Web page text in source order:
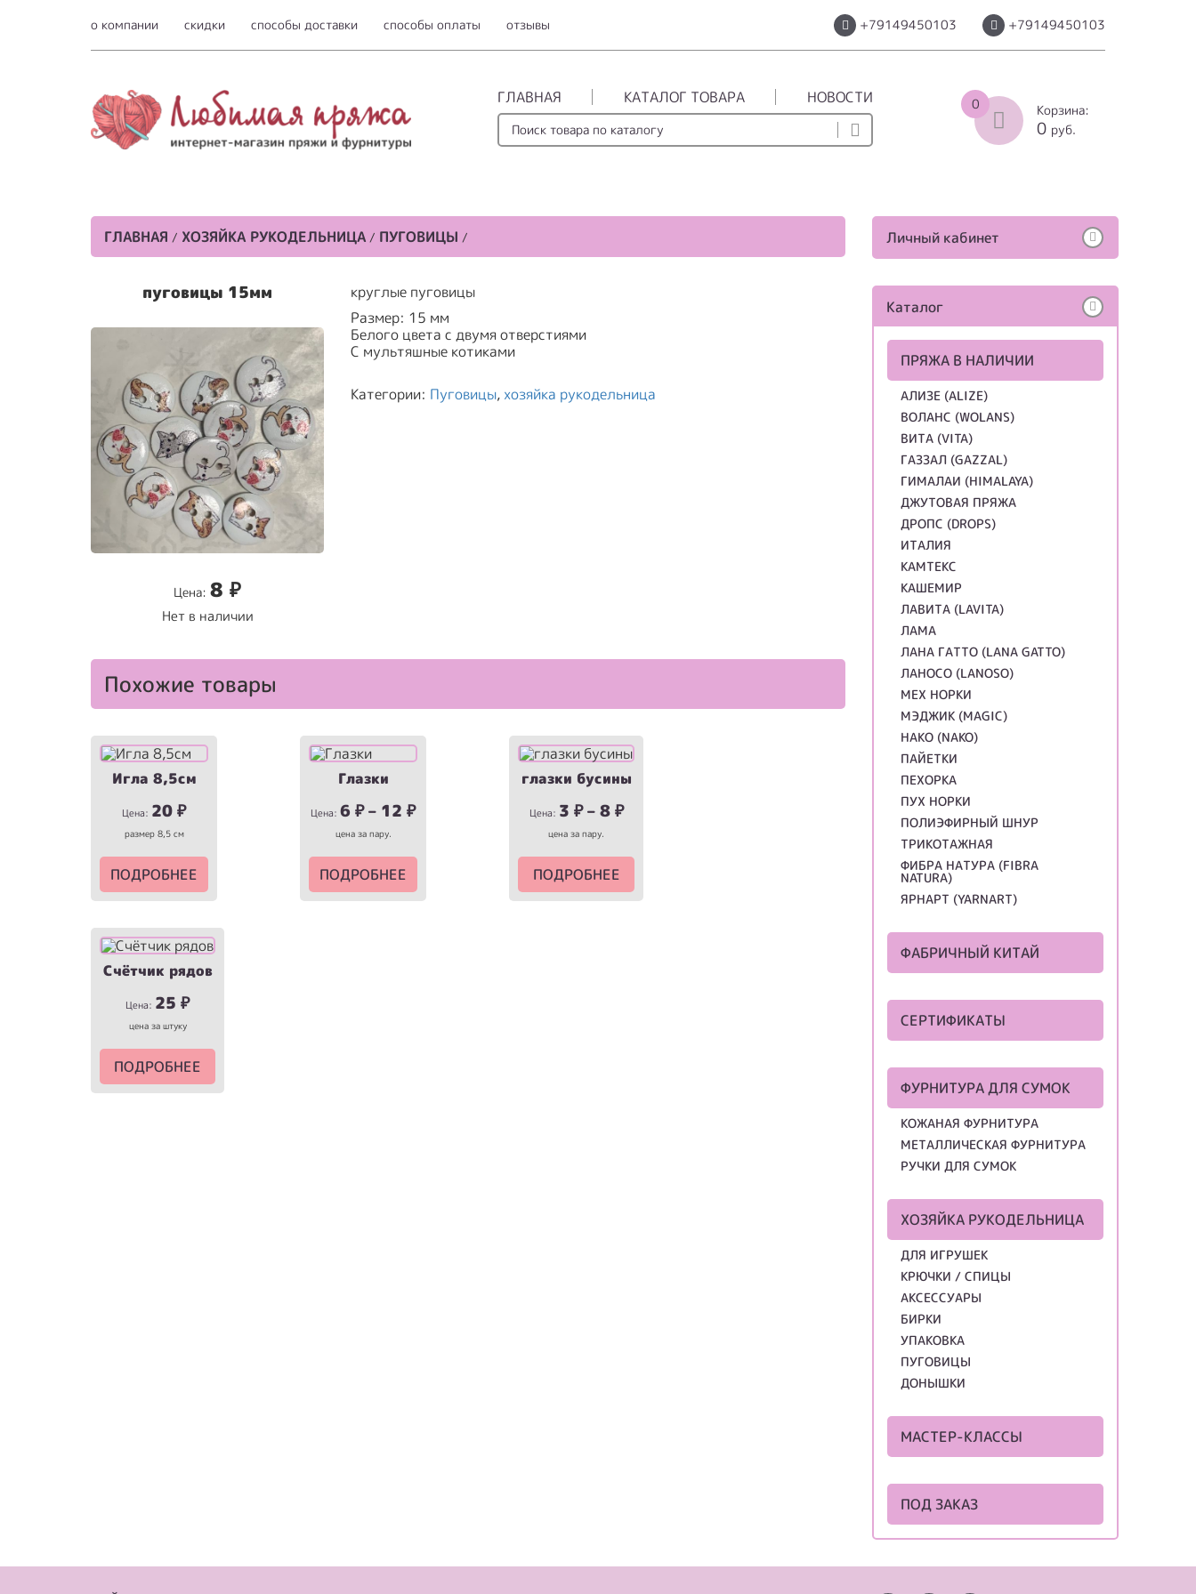
о компании скидки способы доставки способы оплаты отзывы +79149450103 +79149450103
ГЛАВНАЯ КАТАЛОГ ТОВАРА НОВОСТИ 0 Корзина:
0 руб.
Личный кабинет
Каталог
ПРЯЖА В НАЛИЧИИ
АЛИЗЕ (ALIZE)
ВОЛАНС (WOLANS)
ВИТА (VITA)
ГАЗЗАЛ (GAZZAL)
ГИМАЛАИ (HIMALAYA)
ДЖУТОВАЯ ПРЯЖА
ДРОПС (DROPS)
ИТАЛИЯ
КАМТЕКС
КАШЕМИР
ЛАВИТА (LAVITA)
ЛАМА
ЛАНА ГАТТО (LANA GATTO)
ЛАНОСО (LANOSO)
МЕХ НОРКИ
МЭДЖИК (MAGIC)
НАКО (NAKO)
ПАЙЕТКИ
ПЕХОРКА
ПУХ НОРКИ
ПОЛИЭФИРНЫЙ ШНУР
ТРИКОТАЖНАЯ
ФИБРА НАТУРА (FIBRA
NATURA)
ЯРНАРТ (YARNART)
ФАБРИЧНЫЙ КИТАЙ
СЕРТИФИКАТЫ
ФУРНИТУРА ДЛЯ СУМОК
КОЖАНАЯ ФУРНИТУРА
МЕТАЛЛИЧЕСКАЯ ФУРНИТУРА
РУЧКИ ДЛЯ СУМОК
ХОЗЯЙКА РУКОДЕЛЬНИЦА
ДЛЯ ИГРУШЕК
КРЮЧКИ / СПИЦЫ
АКСЕССУАРЫ
БИРКИ
УПАКОВКА
ПУГОВИЦЫ
ДОНЫШКИ
МАСТЕР-КЛАССЫ
ПОД ЗАКАЗ
ГЛАВНАЯ / ХОЗЯЙКА РУКОДЕЛЬНИЦА / ПУГОВИЦЫ /
пуговицы 15мм
Цена:8₽
Нет в наличии
круглые пуговицы
Размер: 15 мм
Белого цвета с двумя отверстиями
С мультяшные котиками
Категории: Пуговицы, хозяйка рукодельница
Похожие товары
Игла 8,5см
Цена: 20 ₽
размер 8,5 см
ПОДРОБНЕЕ
Глазки
Цена: 6 ₽– 12 ₽
цена за пару.
ПОДРОБНЕЕ
глазки бусины
Цена: 3 ₽– 8 ₽
цена за пару.
ПОДРОБНЕЕ
Счётчик рядов
Цена: 25 ₽
цена за штуку
ПОДРОБНЕЕ